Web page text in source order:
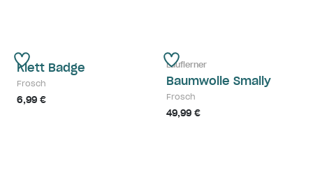
Klett Badge
Frosch
6,99 €
Lauflerner
Baumwolle Smally
Frosch
49,99 €